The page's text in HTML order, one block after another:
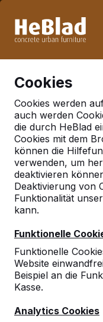
Woche 33 nicht.
Cookies
Cookies werden
auch werden
die durch HeBlad
Cookies mit dem
können die
verwenden, um
deaktivieren
Deaktivierung von
Funktionalität
kann.
Funktionelle
Funktionelle
Website
Beispiel an die
Kasse.
Analytics Cookies
Deutschland
Geen reviews
locatie.